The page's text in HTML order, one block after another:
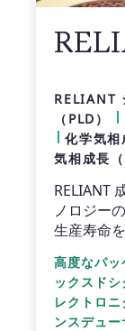
RELIANT
（PLD）
化学気相
気相成長
RELIANT
ノロジー
生産寿命
高度なパ
ックスド
レクトロ
ンスデュー